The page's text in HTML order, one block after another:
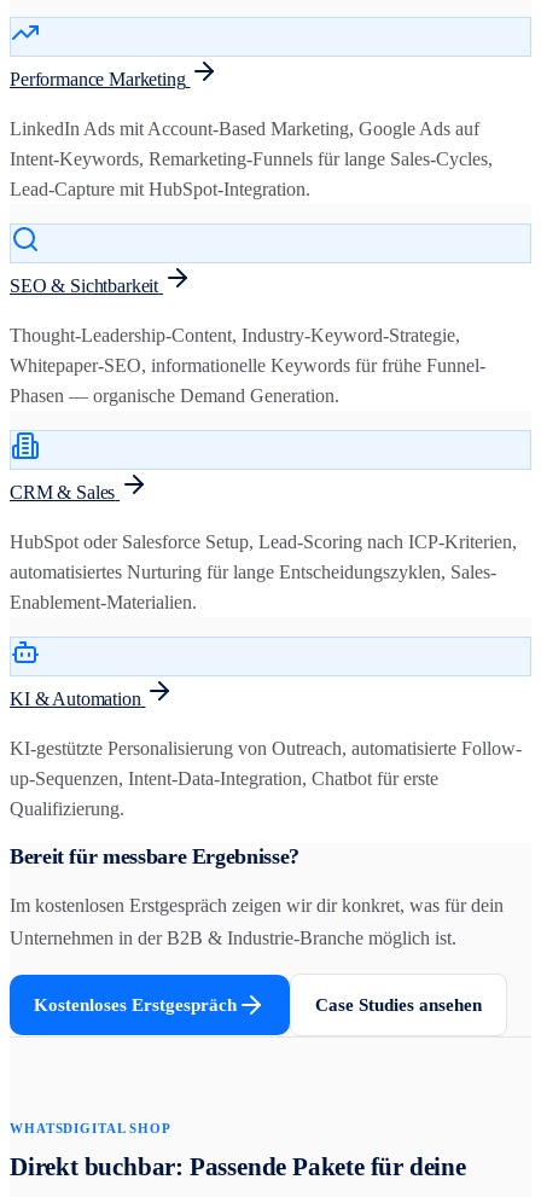
Performance Marketing
LinkedIn Ads mit Account-Based Marketing, Google Ads auf
Intent-Keywords, Remarketing-Funnels für lange Sales-Cycles,
Lead-Capture mit HubSpot-Integration.
SEO & Sichtbarkeit
Thought-Leadership-Content, Industry-Keyword-Strategie,
Whitepaper-SEO, informationelle Keywords für frühe Funnel-
Phasen — organische Demand Generation.
CRM & Sales
HubSpot oder Salesforce Setup, Lead-Scoring nach ICP-Kriterien,
automatisiertes Nurturing für lange Entscheidungszyklen, Sales-
Enablement-Materialien.
KI & Automation
KI-gestützte Personalisierung von Outreach, automatisierte Follow-
up-Sequenzen, Intent-Data-Integration, Chatbot für erste
Qualifizierung.
Bereit für messbare Ergebnisse?
Im kostenlosen Erstgespräch zeigen wir dir konkret, was für dein
Unternehmen in derB2B & Industrie-Branche möglich ist.
Kostenloses Erstgespräch Case Studies ansehen
WHATSDIGITAL SHOP
Direkt buchbar: Passende Pakete für deine